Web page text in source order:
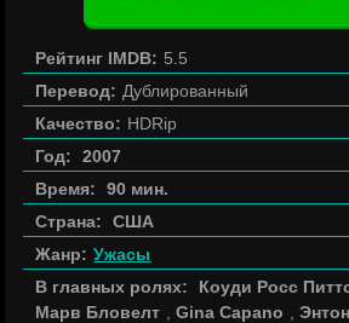
Рейтинг IMDB: 5.5
Перевод: Дублированный
Качество: HDRip
Год:
2007
Время:
90 мин.
Страна:
США
Жанр: Ужасы
В главных ролях:
Коуди Росс
Марв Бловелт
,Gina Capano ,